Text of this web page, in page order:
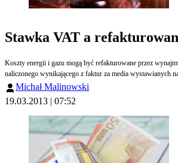
Stawka VAT a
Koszty energii i gazu mogą być refakturowane przez wynajmującego na zasadach określonych w art. 8 ust. 2a ustawy VAT, a więc może do nich znaleźć zastosowanie stawka podatku właściwa dla tych dostaw, a także, w konsekwencji,
naliczonego wynikającego z faktur za media
Michał Malinowski
19.03.2013 | 07:52